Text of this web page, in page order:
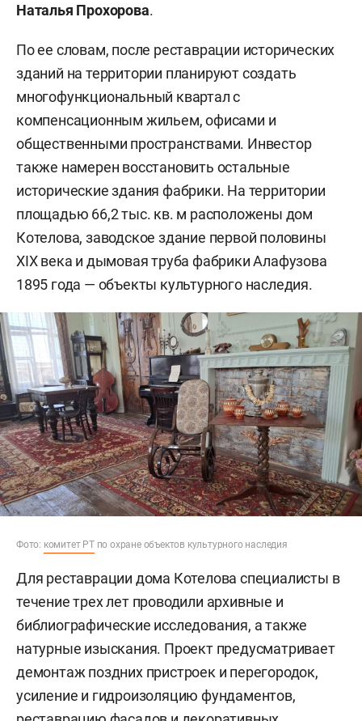
Наталья Прохорова.
По ее словам, после реставрации исторических
зданий на территории планируют создать
многофункциональный квартал с
компенсационным жильем, офисами и
общественными пространствами. Инвестор
также намерен восстановить остальные
исторические здания фабрики. На территории
площадью 66,2 тыс. кв. м расположены дом
Котелова, заводское здание первой половины
XIX века и дымовая труба фабрики Алафузова
1895 года — объекты культурного наследия.
Фото: комитет РТпо охране объектов культурного наследия
Для реставрации дома Котелова специалисты в
течение трех лет проводили архивные и
библиографические исследования, а также
натурные изыскания. Проект предусматривает
демонтаж поздних пристроек и перегородок,
усиление и гидроизоляцию фундаментов,